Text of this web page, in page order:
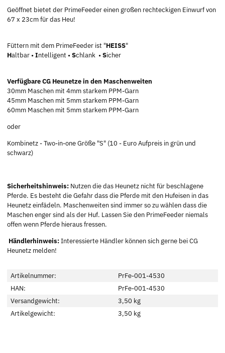
Geöffnet bietet der PrimeFeeder einen großen rechteckigen Einwurf von
67 x 23cm für das Heu!
Füttern mit dem PrimeFeeder ist "HEISS"
Haltbar •Intelligent •Schlank •Sicher
Verfügbare CG Heunetze in den Maschenweiten
30mm Maschen mit 4mm starkem PPM-Garn
45mm Maschen mit 5mm starkem PPM-Garn
60mm Maschen mit 5mm starkem PPM-Garn
oder
Kombinetz - Two-in-one Größe "S" (10 - Euro Aufpreis in grün und
schwarz)
Sicherheitshinweis: Nutzen die das Heunetz nicht für beschlagene
Pferde. Es besteht die Gefahr dass die Pferde mit den Hufeisen in das
Heunetz einfädeln. Maschenweiten sind immer so zu wählen dass die
Maschen enger sind als der Huf. Lassen Sie den PrimeFeeder niemals
offen wenn Pferde hieraus fressen.
Händlerhinweis:Interessierte Händler können sich gerne bei CG
Heunetz melden!
Artikelnummer:
PrFe-001-4530
HAN:
PrFe-001-4530
Versandgewicht:
3,50 kg
Artikelgewicht:
3,50 kg